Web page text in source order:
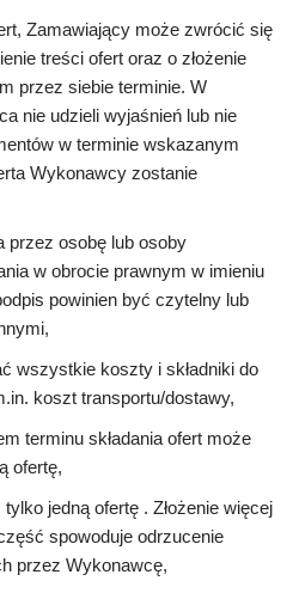
Zamawiający może zwrócić się
treści ofert oraz o złożenie
przez siebie terminie. W
nie udzieli wyjaśnień lub nie
w terminie wskazanym
Wykonawcy zostanie
przez osobę lub osoby
w obrocie prawnym w imieniu
powinien być czytelny lub
wszystkie koszty i składniki do
koszt transportu/dostawy,
terminu składania ofert może
ofertę,
jedną ofertę . Złożenie więcej
spowoduje odrzucenie
przez Wykonawcę,